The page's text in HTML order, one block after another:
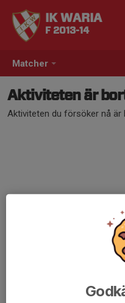
Matcher
IK WARIA
F 2013-14
Aktiviteten är
Aktiviteten du försöker nå är